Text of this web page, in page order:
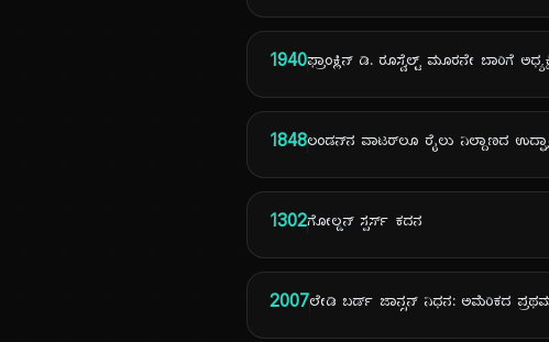
1940ಫ್ರಾಂಕ್ಲಿನ್ ಡಿ. ರೂಸ್ವೆಲ್ಟ್ ಮೂರನೇ ಬಾರಿಗೆ
1848ಲಂಡನ್‌ನ ವಾಟರ್‌ಲೂ ರೈಲು ನಿಲ್ದಾಣದ
1302ಗೋಲ್ಡನ್ ಸ್ಪರ್ಸ್ ಕದನ
2007ಲೇಡಿ ಬರ್ಡ್ ಜಾನ್ಸನ್ ನಿಧನ: ಅಮೆರಿಕದ